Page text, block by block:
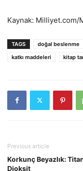
Kaynak: Milliyet.com/
TAGS doğal beslenme
katkı maddeleri
kitap
Previous article
Korkunç Beyazlık:
Dioksit